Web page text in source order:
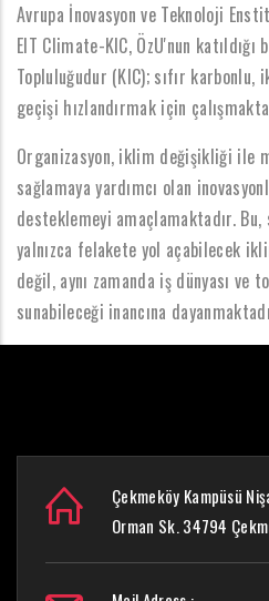
Avrupa İnovasyon ve Teknoloji
EIT Climate-KIC, ÖzU'nun
Topluluğudur (KIC); sıfır
geçişi hızlandırmak için
Organizasyon, iklim değişikliği ile
sağlamaya yardımcı olan
desteklemeyi amaçlamaktadır.
yalnızca felakete yol açabilecek
değil, aynı zamanda iş dünyası
sunabileceği inancına
Çekmeköy Kampüsü
Orman Sk. 34794